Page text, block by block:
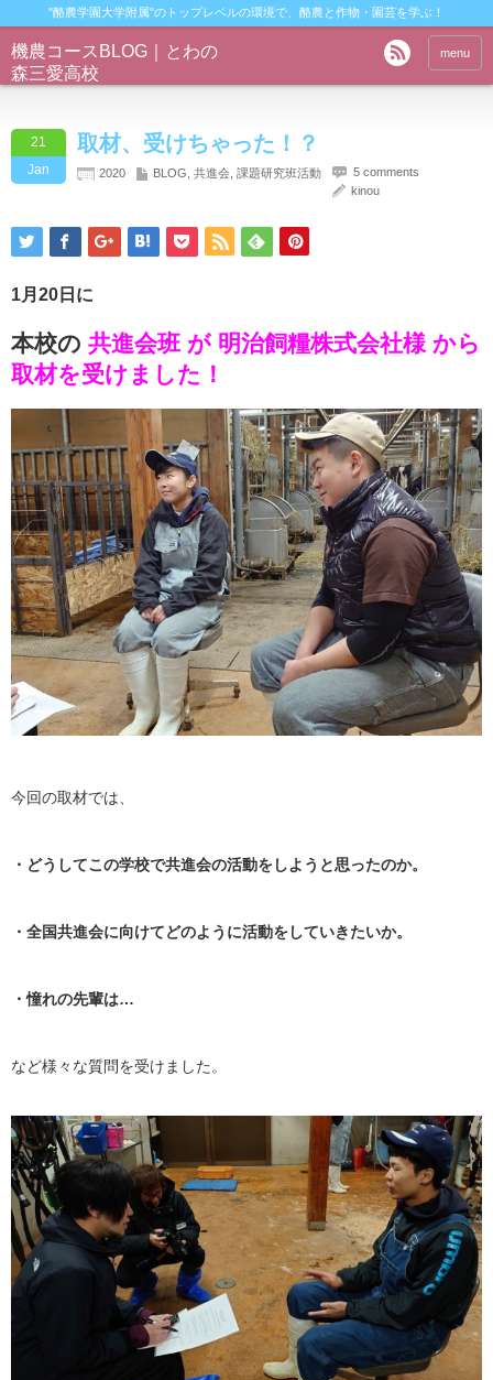
"酪農学園大学附属"のトップレベルの環境で、酪農と作物・園芸を学ぶ！
機農コースBLOG｜とわの
森三愛高校
menu
21
Jan
取材、受けちゃった！？
2020 BLOG 共進会 課題研究班活動
5 comments
kinou
1月20日に
本校の 共進会班 が 明治飼糧株式会社様 から
取材を受けました！
今回の取材では、
・どうしてこの学校で共進会の活動をしようと思ったのか。
・全国共進会に向けてどのように活動をしていきたいか。
・憧れの先輩は…
など様々な質問を受けました。